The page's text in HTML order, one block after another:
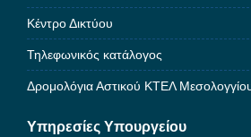
Κέντρο Δικτύου
Τηλεφωνικός κατάλογος
Δρομολόγια Αστικού ΚΤΕΛ
Υπηρεσίες Υπουργείου